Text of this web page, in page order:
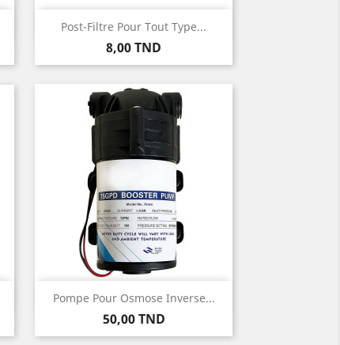
Post-Filtre Pour Tout Type...
Prix
8,00 TND
Aperçu rapide
Pompe Pour Osmose Inverse...
Prix
50,00 TND
Aperçu rapide